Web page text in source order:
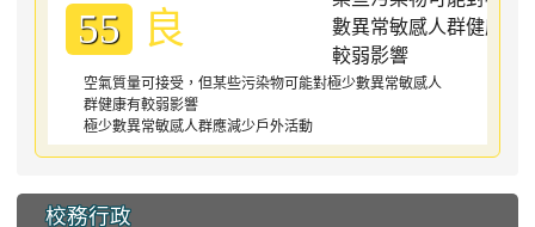
55 良
空氣質量可接受，但某些污染物可能對極少數異常敏感人
群健康有較弱影響
極少數異常敏感人群應減少戶外活動
校務行政